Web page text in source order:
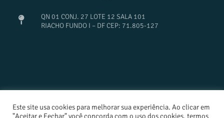
QN 01 CONJ. 27 LOTE 12 SALA 101
RIACHO FUNDO I – DF CEP: 71.805-127
design Estúdio Cajuína
Este site usa cookies para melhorar sua experiência. Ao clicar em
"Aceitar e Fechar" você concorda com o uso dos cookies, termos